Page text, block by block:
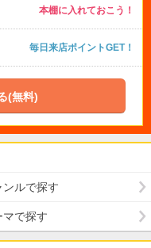
本棚に入れておこう！
毎日来店ポイントGET！
(無料)
ンルで探す
マで探す